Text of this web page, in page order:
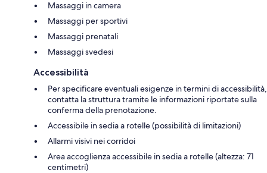
Massaggi in camera
Massaggi per sportivi
Massaggi prenatali
Massaggi svedesi
Accessibilità
Per specificare eventuali esigenze in termini di accessibilità,
contatta la struttura tramite le informazioni riportate sulla
conferma della prenotazione.
Accessibile in sedia a rotelle (possibilità di limitazioni)
Allarmi visivi nei corridoi
Area accoglienza accessibile in sedia a rotelle (altezza: 71
centimetri)